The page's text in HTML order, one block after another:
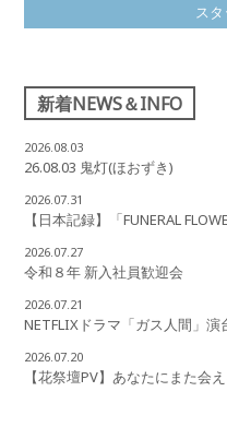
ス
新着NEWS＆INFO
2026.08.03
26.08.03 鬼灯(ほおずき)
2026.07.31
【日本記録】「FUNERAL
2026.07.27
令和８年 新入社員歓迎会
2026.07.21
NETFLIXドラマ「ガス人間」演
2026.07.20
【花祭壇PV】あなたにまた会